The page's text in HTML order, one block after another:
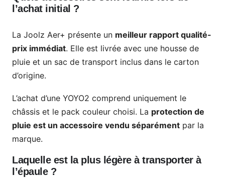
l’achat initial ?
La Joolz Aer+ présente un meilleur rapport qualité-
prix immédiat. Elle est livrée avec une housse de
pluie et un sac de transport inclus dans le carton
d’origine.
L’achat d’une YOYO2 comprend uniquement le
châssis et le pack couleur choisi. La protection de
pluie est un accessoire vendu séparément par la
marque.
Laquelle est la plus légère à transporter à
l’épaule ?